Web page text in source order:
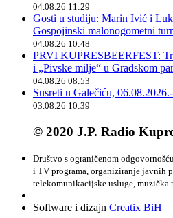
04.08.26 11:29
Gosti u studiju: Marin Ivić i
Gospojinski malonogometni
04.08.26 10:48
PRVI KUPRESBEERFEST:
i „Pivske milje“ u Gradskom
04.08.26 08:53
Susreti u Galečiću,
03.08.26 10:39
© 2020 J.P. Radio
Društvo s ograničenom
i TV programa, organiziranje javnih
telekomunikacijske usluge,
Software i dizajn Creatix BiH